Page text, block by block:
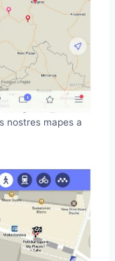
nostres mapes a